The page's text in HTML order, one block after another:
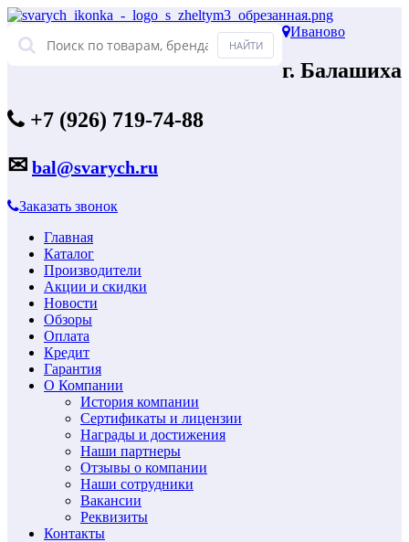
Иваново
г. Балашиха
+7 (926) 719-74-88
✉ bal@svarych.ru
Заказать звонок
Главная
Каталог
Производители
Акции и скидки
Новости
Обзоры
Оплата
Кредит
Гарантия
О Компании
История компании
Сертификаты и лицензии
Награды и достижения
Наши партнеры
Отзывы о компании
Наши сотрудники
Вакансии
Реквизиты
Контакты